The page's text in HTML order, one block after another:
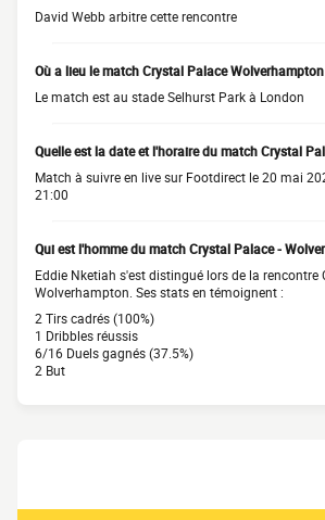
David Webb arbitre cette rencontre
Où a lieu le match Crystal Palace
Le match est au stade Selhurst Park à London
Quelle est la date et l'horaire du match Crystal
Match à suivre en live sur Footdirect le 20 mai
21:00
Qui est l'homme du match Crystal Palace -
Eddie Nketiah s'est distingué lors de la rencontre
Wolverhampton. Ses stats en témoignent :
2 Tirs cadrés (100%)
1 Dribbles réussis
6/16 Duels gagnés (37.5%)
2 But